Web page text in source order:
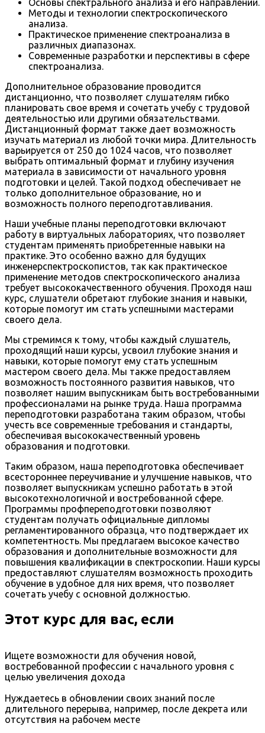
Основы спектрального анализа и его направлений.
Методы и технологии спектроскопического
анализа.
Практическое применение спектроанализа в
различных диапазонах.
Современные разработки и перспективы в сфере
спектроанализа.
Дополнительное образование проводится
дистанционно, что позволяет слушателям гибко
планировать свое время и сочетать учебу с трудовой
деятельностью или другими обязательствами.
Дистанционный формат также дает возможность
изучать материал из любой точки мира. Длительность
варьируется от 250 до 1024 часов, что позволяет
выбрать оптимальный формат и глубину изучения
материала в зависимости от начального уровня
подготовки и целей. Такой подход обеспечивает не
только дополнительное образование, но и
возможность полного переподготавливания.
Наши учебные планы переподготовки включают
работу в виртуальных лабораториях, что позволяет
студентам применять приобретенные навыки на
практике. Это особенно важно для будущих
инженерспектроскопистов, так как практическое
применение методов спектроскопического анализа
требует высококачественного обучения. Проходя наш
курс, слушатели обретают глубокие знания и навыки,
которые помогут им стать успешными мастерами
своего дела.
Мы стремимся к тому, чтобы каждый слушатель,
проходящий наши курсы, усвоил глубокие знания и
навыки, которые помогут ему стать успешным
мастером своего дела. Мы также предоставляем
возможность постоянного развития навыков, что
позволяет нашим выпускникам быть востребованными
профессионалами на рынке труда. Наша программа
переподготовки разработана таким образом, чтобы
учесть все современные требования и стандарты,
обеспечивая высококачественный уровень
образования и подготовки.
Таким образом, наша переподготовка обеспечивает
всестороннее переучивание и улучшение навыков, что
позволяет выпускникам успешно работать в этой
высокотехнологичной и востребованной сфере.
Программы профпереподготовки позволяют
студентам получать официальные дипломы
регламентированного образца, что подтверждает их
компетентность. Мы предлагаем высокое качество
образования и дополнительные возможности для
повышения квалификации в спектроскопии. Наши курсы
предоставляют слушателям возможность проходить
обучение в удобное для них время, что позволяет
сочетать учебу с основной должностью.
Этот курс для вас, если
Ищете возможности для обучения новой,
востребованной профессии с начального уровня с
целью увеличения дохода
Нуждаетесь в обновлении своих знаний после
длительного перерыва, например, после декрета или
отсутствия на рабочем месте